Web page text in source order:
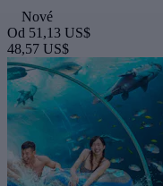
Nové
Od 51,13 US$
48,57 US$